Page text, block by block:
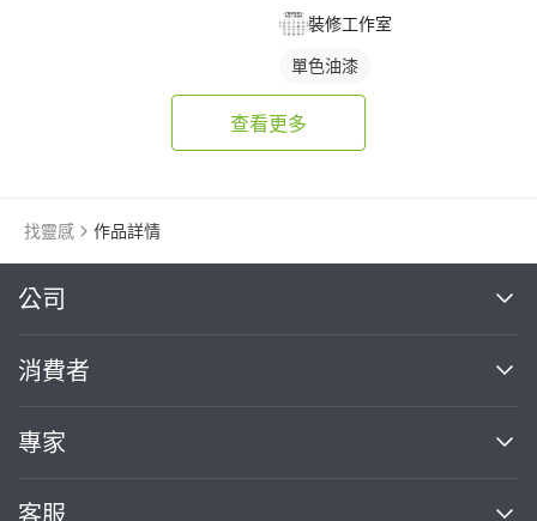
裝修工作室
單色油漆
查看更多
找靈感 作品詳情
公司
關於我們
部落格
加入我們
消費者
買服務
專家
案件中心
客服
繼續完成